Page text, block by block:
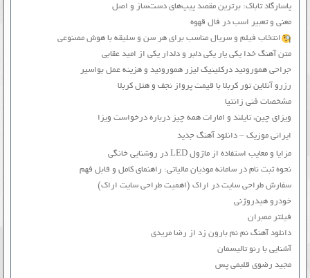
پاسارگاد تاباک: برترین مقصد پیپ‌های دست‌ساز و اصل
معنی و تعبیر اسب در فال قهوه
انتخاب فیلم و سریال مناسب برای هر سن و سلیقه با هوش مصنوعی
متن آهنگ خدا یکی یار یکی دلبر و دلدار یکی از امید عقابی
جراحی هموروئید درکلینیک لیزر هموروئید و هزینه عمل بواسیر
رزرو آنلاین تور کربلا با قیمت پرواز نجف و هتل کربلا
مشخصات فنی زانتیا
ویزای چین، تایلند و امارات همه چیز درباره درخواست ویزا
ایرانی موزیک – دانلود آهنگ جدید
مزایا و معایب استفاده از ماژول LED در روشنایی خانگی
نحوه ثبت نام در سامانه مودیان مالیاتی: راهنمای کامل و قابل فهم
سفارش طراحی سایت در اراک (اهمیت طراحی سایت اراک)
خودرو هیدروژنی
فیلتر ممبران
دانلود آهنگ نم نم بارون زد از رضا مریدی
آشنایی با رنو تالیسمان
مجید رضوی قلبمی پس